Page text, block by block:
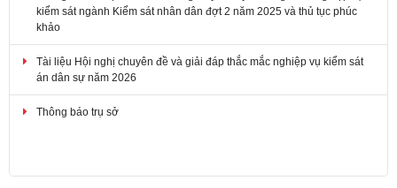
Tài liệu Hội nghị chuyên đề và giải đáp thắc mắc nghiệp vụ kiểm sát
án dân sự năm 2026
Thông báo trụ sở
Thí điểm VIện kiểm sát nhân dân khởi kiện vụ án dân sự để bảo vệ